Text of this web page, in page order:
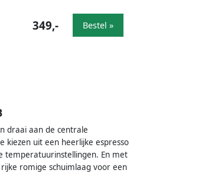
349,- Bestel »
draai aan de centrale
kiezen uit een heerlijke espresso
temperatuurinstellingen. En met
romige schuimlaag voor een